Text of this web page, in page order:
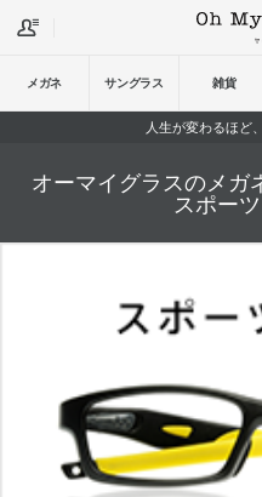
メガネ サングラス 雑貨
人生が変わるほど
オーマイグラスのメガ
スポー